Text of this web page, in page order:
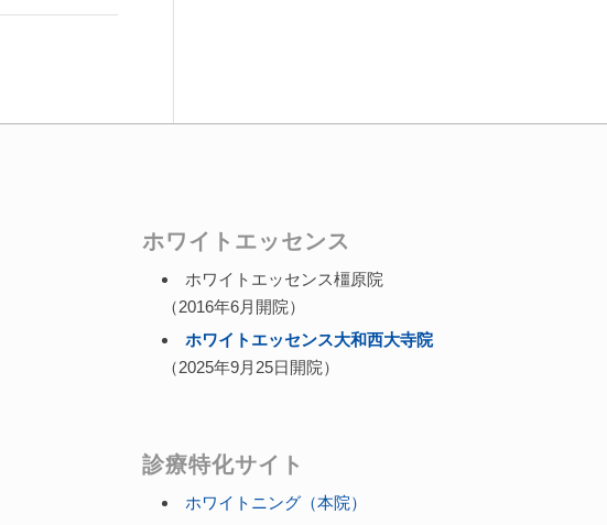
ホワイトエッセンス
ホワイトエッセンス橿原院
（2016年6月開院）
ホワイトエッセンス大和西大寺院
（2025年9月25日開院）
診療特化サイト
ホワイトニング（本院）